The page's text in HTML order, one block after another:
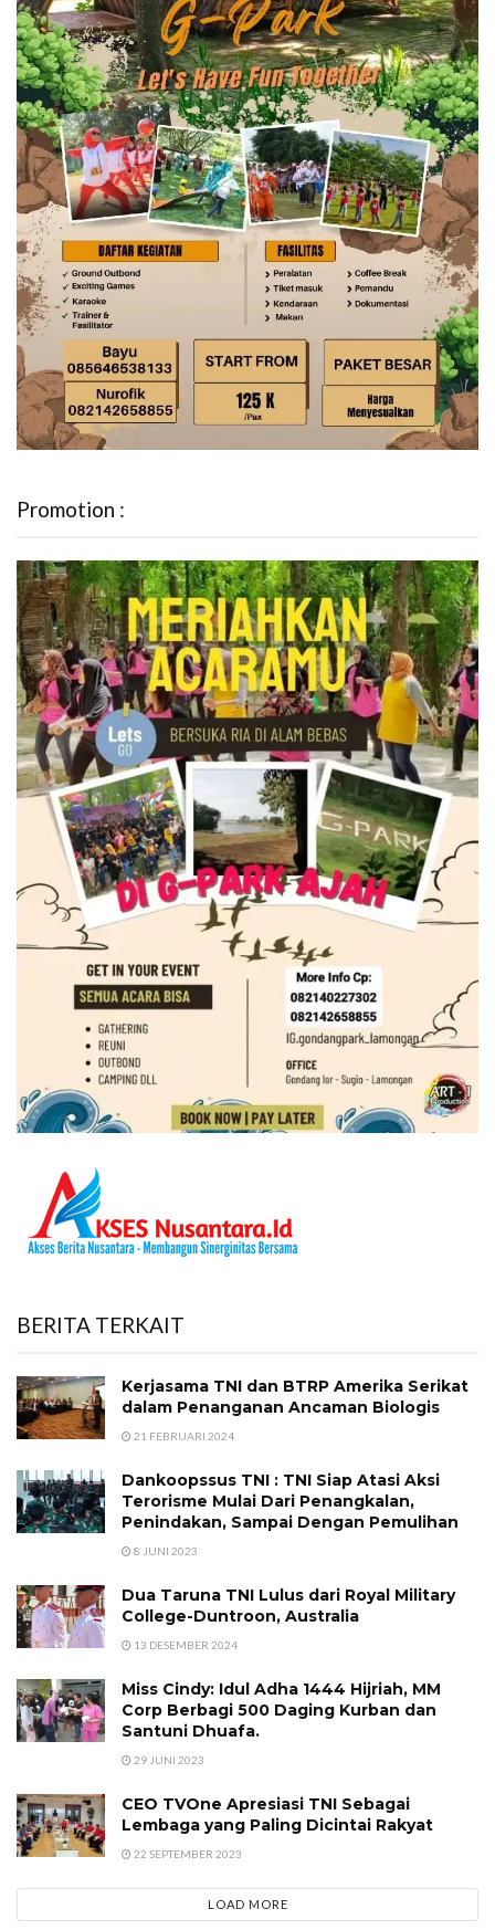
Promotion :
BERITA TERKAIT
Kerjasama TNI dan BTRP Amerika Serikat
dalam Penanganan Ancaman Biologis
21 FEBRUARI 2024
Dankoopssus TNI : TNI Siap Atasi Aksi
Terorisme Mulai Dari Penangkalan,
Penindakan, Sampai Dengan Pemulihan
8 JUNI 2023
Dua Taruna TNI Lulus dari Royal Military
College-Duntroon, Australia
13 DESEMBER 2024
Miss Cindy: Idul Adha 1444 Hijriah, MM
Corp Berbagi 500 Daging Kurban dan
Santuni Dhuafa.
29 JUNI 2023
CEO TVOne Apresiasi TNI Sebagai
Lembaga yang Paling Dicintai Rakyat
22 SEPTEMBER 2023
LOAD MORE